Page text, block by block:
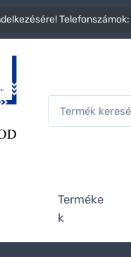
Telefonszámok:
Terméke
k